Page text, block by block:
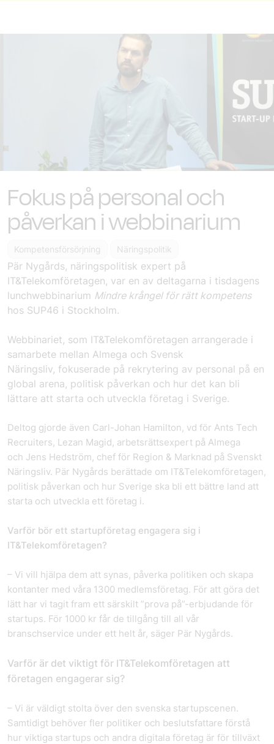
Fokus på personal och
påverkan i webbinarium
Kompetensförsörjning Näringspolitik
Pär Nygårds, näringspolitisk expert på
IT&Telekomföretagen, var en av deltagarna i tisdagens
lunchwebbinarium Mindre krångel för rätt kompetens
hos SUP46 i Stockholm.
Webbinariet, som IT&Telekomföretagen arrangerade i
samarbete mellan Almega och Svensk
Näringsliv, fokuserade på rekrytering av personal på en
global arena, politisk påverkan och hur det kan bli
lättare att starta och utveckla företag i Sverige.
Deltog gjorde även Carl-Johan Hamilton, vd för Ants Tech
Recruiters, Lezan Magid, arbetsrättsexpert på Almega
och Jens Hedström, chef för Region & Marknad på Svenskt
Näringsliv. Pär Nygårds berättade om IT&Telekomföretagen,
politisk påverkan och hur Sverige ska bli ett bättre land att
starta och utveckla ett företag i.
Varför bör ett startupföretag engagera sig i
IT&Telekomföretagen?
– Vi vill hjälpa dem att synas, påverka politiken och skapa
kontanter med våra 1300 medlemsföretag. För att göra det
lätt har vi tagit fram ett särskilt ”prova på”-erbjudande för
startups. För 1000 kr får de tillgång till all vår
branschservice under ett helt år, säger Pär Nygårds.
Varför är det viktigt för IT&Telekomföretagen att
företagen engagerar sig?
– Vi är väldigt stolta över den svenska startupscenen.
Samtidigt behöver fler politiker och beslutsfattare förstå
hur viktiga startups och andra digitala företag är för tillväxt